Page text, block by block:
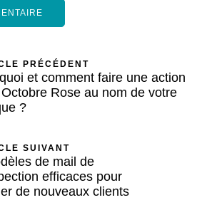
PRÉCÉDENT
et comment faire une action
Rose au nom de votre
?
SUIVANT
de mail de
efficaces pour
de nouveaux clients